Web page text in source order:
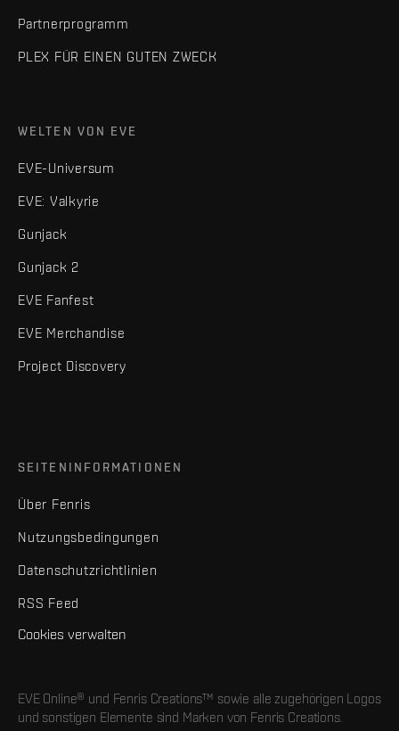
Partnerprogramm
PLEX FÜR EINEN GUTEN ZWECK
WELTEN VON EVE
EVE-Universum
EVE: Valkyrie
Gunjack
Gunjack 2
EVE Fanfest
EVE Merchandise
Project Discovery
SEITENINFORMATIONEN
Über Fenris
Nutzungsbedingungen
Datenschutzrichtlinien
RSS Feed
Cookies verwalten
EVE Online® und Fenris Creations™ sowie alle zugehörigen Logos
und sonstigen Elemente sind Marken von Fenris Creations.